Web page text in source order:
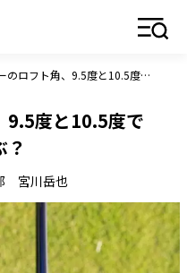
ドライバーのロフト角、9.5度と10.5度では、どっちのほうが飛ぶ？
9.5度と10.5度で
宮川岳也